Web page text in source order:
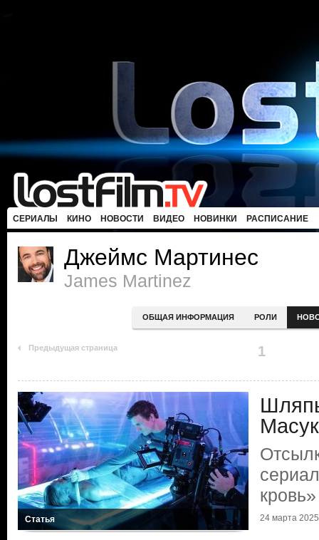
СЕРИАЛЫ КИНО НОВОСТИ ВИДЕО НОВИНКИ РАСПИСАНИЕ
Джеймс Мартинес
James Martinez
ОБЩАЯ ИНФОРМАЦИЯ РОЛИ
Предыдущая страница 1
Статья
кровь»
24 марта 2025